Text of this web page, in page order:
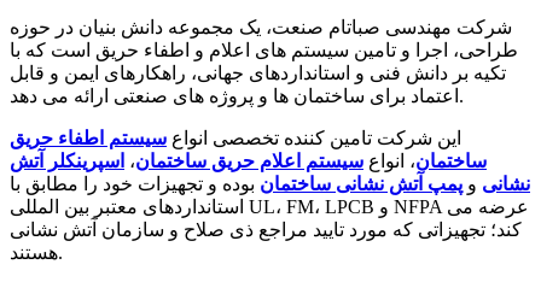
شرکت مهندسی صباتام صنعت، یک مجموعه دانش بنیان در حوزه
طراحی، اجرا و تامین سیستم های اعلام و اطفاء حریق است که با
تکیه بر دانش فنی و استانداردهای جهانی، راهکارهای ایمن و قابل
اعتماد برای ساختمان ها و پروژه های صنعتی ارائه می دهد.
این شرکت تامین کننده تخصصی انواع سیستم اطفاء حریق
ساختمان، انواع سیستم اعلام حریق ساختمان، اسپرینکلر آتش
نشانی و پمپ آتش نشانی ساختمان بوده و تجهیزات خود را مطابق با
استانداردهای معتبر بین المللی UL، FM، LPCB و NFPA عرضه می
کند؛ تجهیزاتی که مورد تایید مراجع ذی صلاح و سازمان آتش نشانی
هستند.